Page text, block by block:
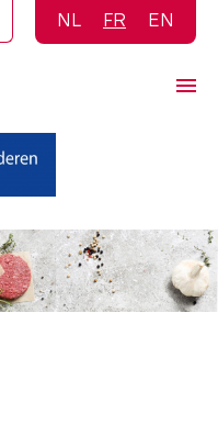
NL FR EN